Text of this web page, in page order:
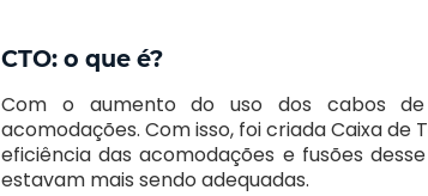
CTO: o que é?
Com o aumento do uso dos cabos
acomodações. Com isso, foi criada Caixa
eficiência das acomodações e fusões
estavam mais sendo adequadas.